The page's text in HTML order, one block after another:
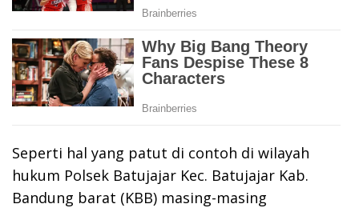
Seperti hal yang patut di contoh di wilayah
hukum Polsek Batujajar Kec. Batujajar Kab.
Bandung barat (KBB) masing-masing